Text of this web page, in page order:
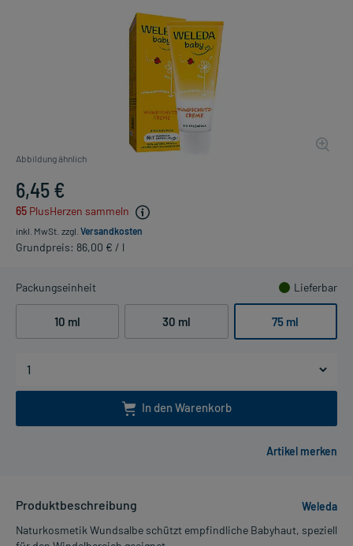
Abbildung ähnlich
6,45 €
65 PlusHerzen sammeln
inkl. MwSt. zzgl. Versandkosten
Grundpreis: 86,00 € / l
Packungseinheit Lieferbar
10 ml 30 ml 75 ml
In den Warenkorb
Produktbeschreibung
Weleda
Naturkosmetik Wundsalbe schützt empfindliche Babyhaut, speziell